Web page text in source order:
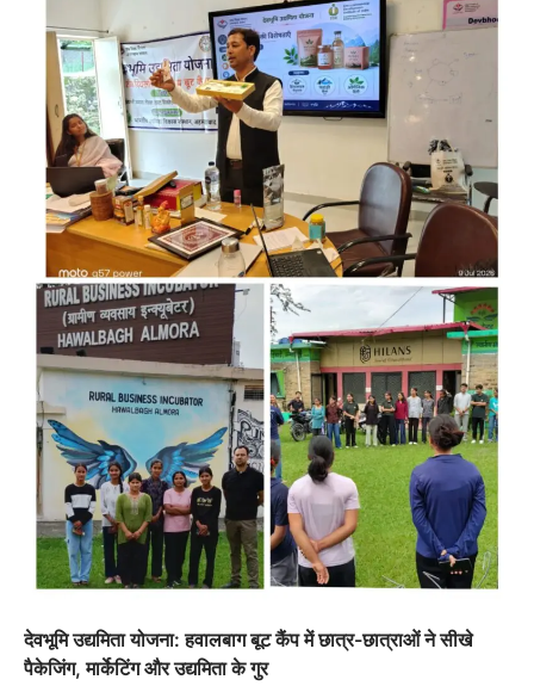
देवभूमि उद्यमिता योजना: हवालबाग बूट कैंप में छात्र-छात्राओं ने सीखे
पैकेजिंग, मार्केटिंग और उद्यमिता के गुर
अल्मोड़ा उत्तराखण्ड कुमाऊं ख़बरें
रानीखेत में शिक्षा-स्वास्थ्य व्यवस्था पर फूटा
कांग्रेस का गुस्सा, मंत्री और सरकार का पुतला
फूंका
Admin August 6, 2026
भतरोजखान में कांग्रेस का प्रदर्शन, स्वास्थ्य मंत्री व शिक्षा
अल्मोड़ा उत्तराखण्ड